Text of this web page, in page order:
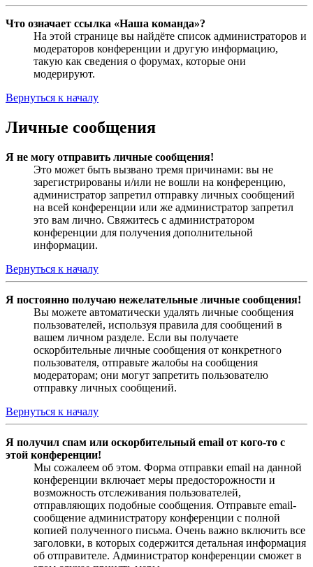
Что означает ссылка «Наша команда»?
На этой странице вы найдёте список администраторов и
модераторов конференции и другую информацию,
такую как сведения о форумах, которые они
модерируют.
Вернуться к началу
Личные сообщения
Я не могу отправить личные сообщения!
Это может быть вызвано тремя причинами: вы не
зарегистрированы и/или не вошли на конференцию,
администратор запретил отправку личных сообщений
на всей конференции или же администратор запретил
это вам лично. Свяжитесь с администратором
конференции для получения дополнительной
информации.
Вернуться к началу
Я постоянно получаю нежелательные личные сообщения!
Вы можете автоматически удалять личные сообщения
пользователей, используя правила для сообщений в
вашем личном разделе. Если вы получаете
оскорбительные личные сообщения от конкретного
пользователя, отправьте жалобы на сообщения
модераторам; они могут запретить пользователю
отправку личных сообщений.
Вернуться к началу
Я получил спам или оскорбительный email от кого-то с
этой конференции!
Мы сожалеем об этом. Форма отправки email на данной
конференции включает меры предосторожности и
возможность отслеживания пользователей,
отправляющих подобные сообщения. Отправьте email-
сообщение администратору конференции с полной
копией полученного письма. Очень важно включить все
заголовки, в которых содержится детальная информация
об отправителе. Администратор конференции сможет в